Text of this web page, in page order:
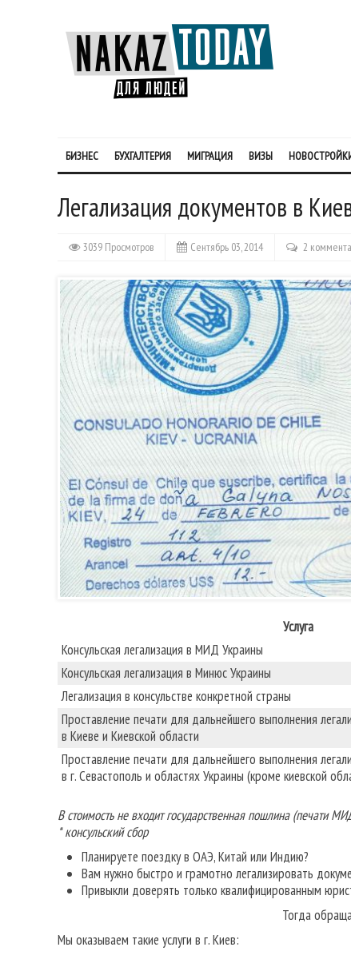
БИЗНЕС БУХГАЛТЕРИЯ МИГРАЦИЯ ВИЗЫ
Легализация документов в
3039 Просмотров Сентябрь 03, 2014 2
Услуга
Консульская легализация в МИД Украины
Консульская легализация в Минюс Украины
Легализация в консульстве конкретной страны
Проставление печати для дальнейшего выполнения
в Киеве и Киевской области
Проставление печати для дальнейшего выполнения
в г. Севастополь и областях Украины (кроме киевской
В стоимость не входит государственная пошлина
* консульский сбор
Планируете поездку в ОАЭ, Китай или Индию?
Вам нужно быстро и грамотно легализировать
Привыкли доверять только квалифицированным
Тогда
Мы оказываем такие услуги в г. Киев: